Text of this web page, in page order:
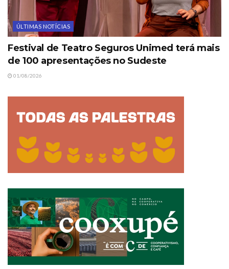
ÚLTIMAS NOTÍCIAS
Festival de Teatro Seguros Unimed terá mais
de 100 apresentações no Sudeste
01/08/2026